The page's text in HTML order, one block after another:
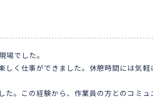
でした。
く仕事ができました。休憩時間には気軽
た。この経験から、作業員の方とのコミュ